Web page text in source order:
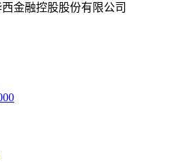
金融控股股份有限公司